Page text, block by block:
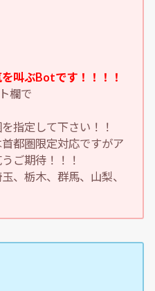
叫ぶBotです！！！！
欄で
指定して下さい！！
都圏限定対応ですがア
ご期待！！！
、栃木、群馬、山梨、